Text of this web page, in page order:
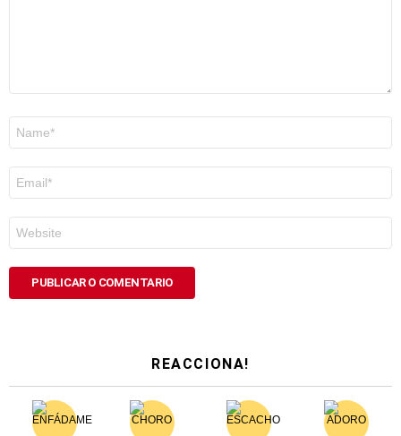
electrónico
*
REACCIONA!